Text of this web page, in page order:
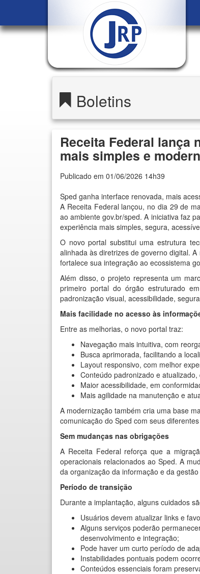
Boletins
Receita Federal lança
mais simples e
Publicado em 01/06/2026 14h39
Sped ganha interface renovada, mais
A Receita Federal lançou, no dia 29 de
ao ambiente gov.br/sped. A iniciativa faz
experiência mais simples, segura,
O novo portal substitui uma estrutura
alinhada às diretrizes de governo digital.
fortalece sua integração ao ecossistema
Além disso, o projeto representa um
primeiro portal do órgão estruturado
padronização visual, acessibilidade,
Mais facilidade no acesso às
Entre as melhorias, o novo portal traz:
Navegação mais intuitiva, com
Busca aprimorada, facilitando a
Layout responsivo, com melhor
Conteúdo padronizado e
Maior acessibilidade, em
Mais agilidade na manutenção e
A modernização também cria uma base
comunicação do Sped com seus
Sem mudanças nas obrigações
A Receita Federal reforça que a
operacionais relacionados ao Sped. A
da organização da informação e da
Período de transição
Durante a implantação, alguns cuidados
Usuários devem atualizar links e
Alguns serviços poderão
desenvolvimento e integração;
Pode haver um curto período de
Instabilidades pontuais podem
Conteúdos essenciais foram